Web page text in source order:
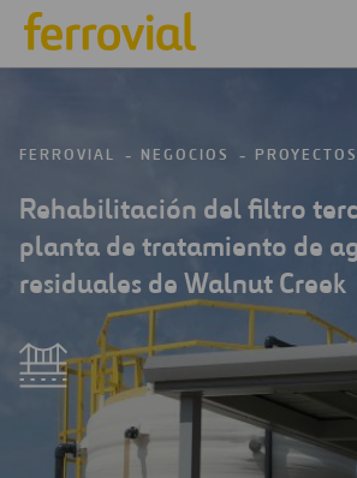
FERROVIAL NEGOCIOS PROYECTOS
Rehabilitación del filtro
planta de tratamiento de
residuales de Walnut Creek